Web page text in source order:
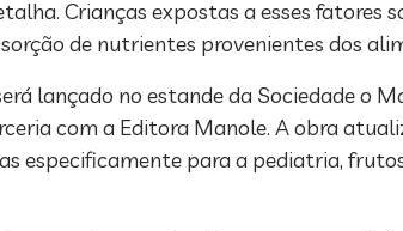
Crianças expostas a esses
de nutrientes provenientes dos
lançado no estande da Sociedade o
com a Editora Manole. A obra
especificamente para a pediatria,